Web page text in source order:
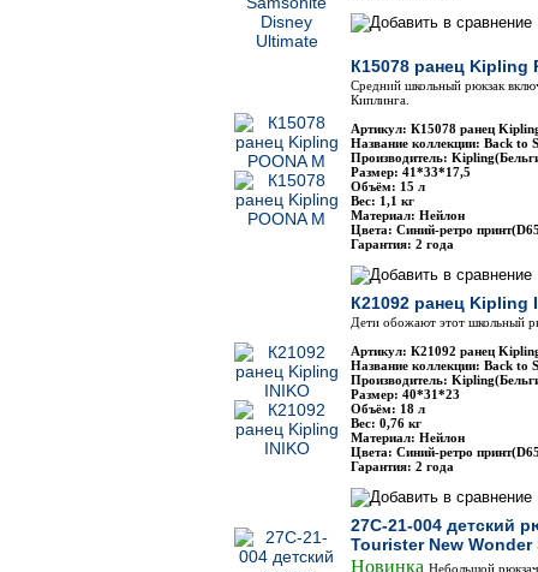
К15078 ранец Kipling
Средний школьный рюкзак
Киплинга.
Артикул: К15078 ранец
Название коллекции: Back to
Производитель:
Размер: 41*33*17,5
Объём: 15 л
Вес: 1,1 кг
Материал: Нейлон
Цвета: Синий-ретро
Гарантия: 2 года
К21092 ранец Kipling
Дети обожают этот школьный
Артикул: К21092 ранец
Название коллекции: Back to
Производитель:
Размер: 40*31*23
Объём: 18 л
Вес: 0,76 кг
Материал: Нейлон
Цвета: Синий-ретро
Гарантия: 2 года
27C-21-004 детский
Tourister New Wonder
Новинка Небольшой